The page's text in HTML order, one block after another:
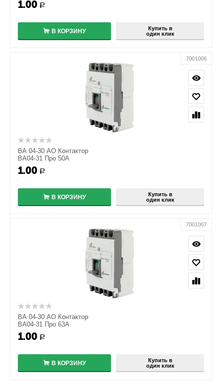
1.00 Р
В КОРЗИНУ
Купить в
один клик
7001006
ВА 04-30 АО Контактор
ВА04-31 Про 50А
1.00 Р
В КОРЗИНУ
Купить в
один клик
7001007
ВА 04-30 АО Контактор
ВА04-31 Про 63А
1.00 Р
В КОРЗИНУ
Купить в
один клик